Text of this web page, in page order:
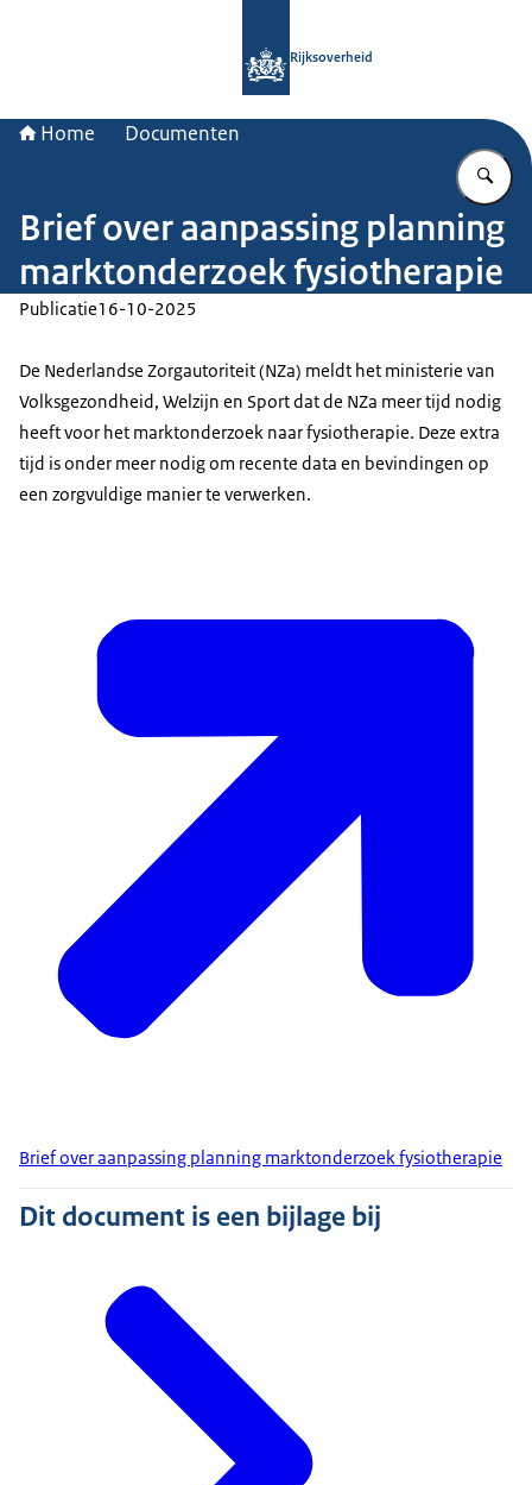
Rijksoverheid
Home Documenten
Brief over aanpassing planning
marktonderzoek fysiotherapie
Publicatie16-10-2025
De Nederlandse Zorgautoriteit (NZa) meldt het ministerie van
Volksgezondheid, Welzijn en Sport dat de NZa meer tijd nodig
heeft voor het marktonderzoek naar fysiotherapie. Deze extra
tijd is onder meer nodig om recente data en bevindingen op
een zorgvuldige manier te verwerken.
Brief over aanpassing planning marktonderzoek fysiotherapie
Dit document is een bijlage bij